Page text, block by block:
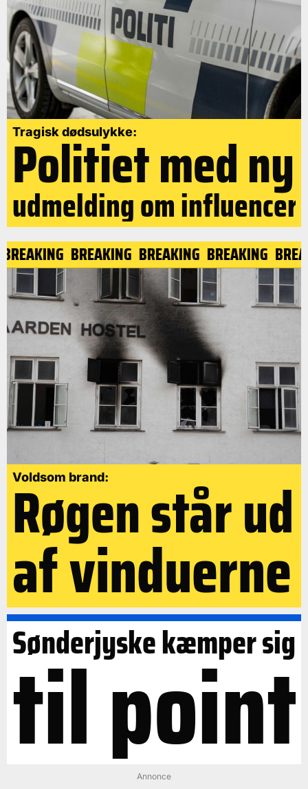
Tragisk dødsulykke:
Politiet med ny
udmelding om influencer
BREAKING BREAKING BREAKING BREAKING
Voldsom brand:
Røgen står ud
af vinduerne
Sønderjyske kæmper sig
til point
Annonce